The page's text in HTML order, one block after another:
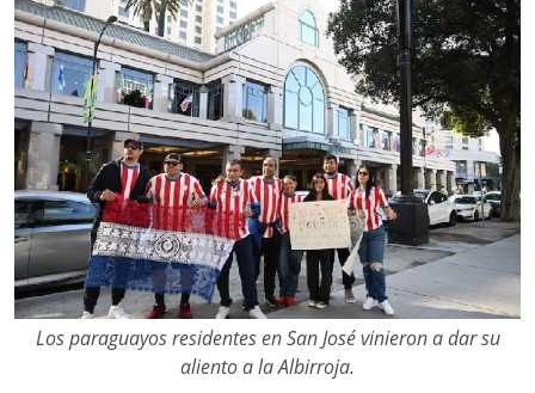
Los paraguayos residentes en San José vinieron a dar su
aliento a la Albirroja.